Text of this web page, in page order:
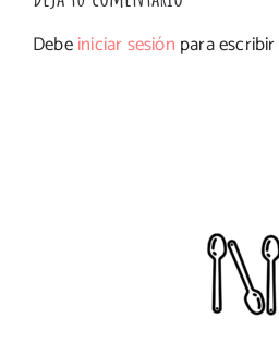
Debeiniciar sesión para